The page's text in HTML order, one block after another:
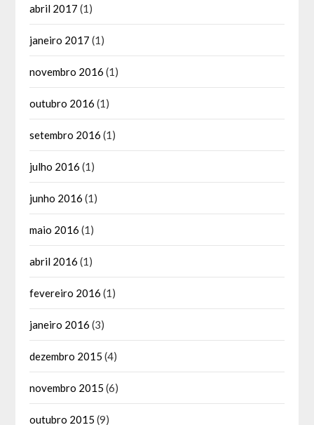
abril 2017 (1)
janeiro 2017 (1)
novembro 2016 (1)
outubro 2016 (1)
setembro 2016 (1)
julho 2016 (1)
junho 2016 (1)
maio 2016 (1)
abril 2016 (1)
fevereiro 2016 (1)
janeiro 2016 (3)
dezembro 2015 (4)
novembro 2015 (6)
outubro 2015 (9)